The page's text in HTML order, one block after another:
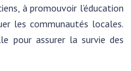
à promouvoir l’éducation
les communautés locales.
pour assurer la survie des